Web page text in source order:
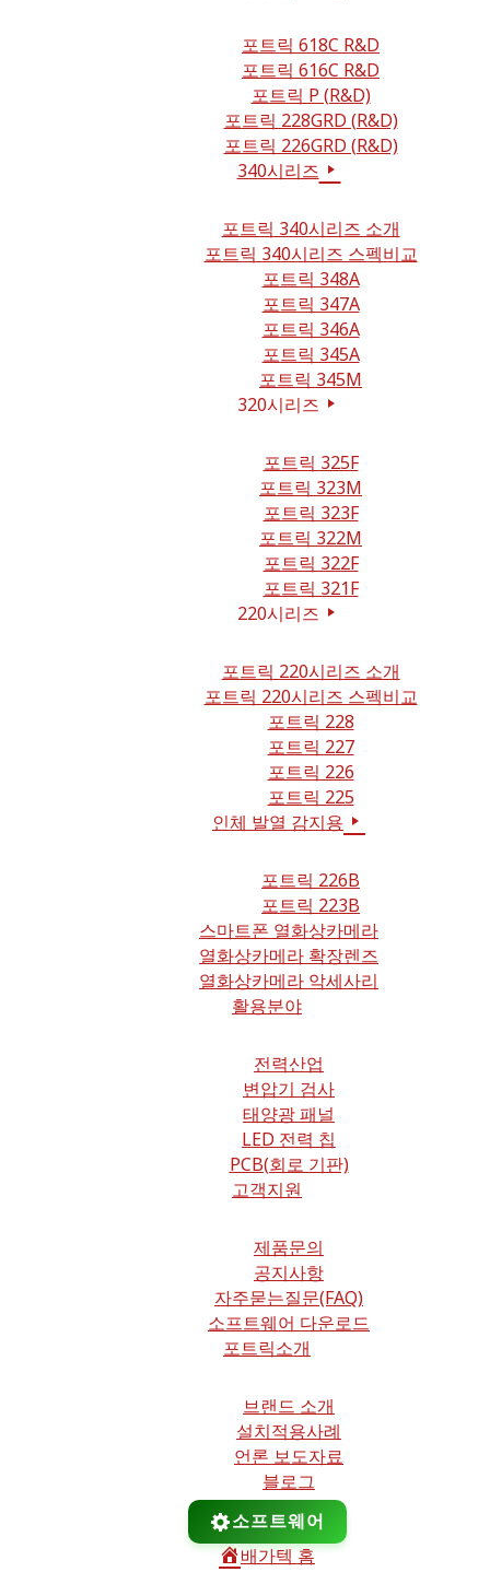
포트릭 618C R&D
포트릭 616C R&D
포트릭 P (R&D)
포트릭 228GRD (R&D)
포트릭 226GRD (R&D)
340시리즈
포트릭 340시리즈 소개
포트릭 340시리즈 스펙비교
포트릭 348A
포트릭 347A
포트릭 346A
포트릭 345A
포트릭 345M
320시리즈
포트릭 325F
포트릭 323M
포트릭 323F
포트릭 322M
포트릭 322F
포트릭 321F
220시리즈
포트릭 220시리즈 소개
포트릭 220시리즈 스펙비교
포트릭 228
포트릭 227
포트릭 226
포트릭 225
인체 발열 감지용
포트릭 226B
포트릭 223B
스마트폰 열화상카메라
열화상카메라 확장렌즈
열화상카메라 악세사리
활용분야
전력산업
변압기 검사
태양광 패널
LED 전력 칩
PCB(회로 기판)
고객지원
제품문의
공지사항
자주묻는질문(FAQ)
소프트웨어 다운로드
포트릭소개
브랜드 소개
설치적용사례
언론 보도자료
블로그
소프트웨어
배가텍 홈